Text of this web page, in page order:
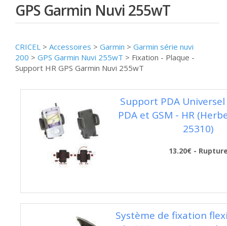
GPS Garmin Nuvi 255wT
CRICEL > Accessoires > Garmin > Garmin série nuvi
200 > GPS Garmin Nuvi 255wT > Fixation - Plaque -
Support HR GPS Garmin Nuvi 255wT
Support PDA
PDA et GSM - HR
25310)
13.20€ -
Système de fixation